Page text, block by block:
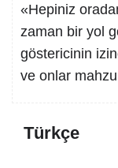
«Hepiniz
zaman bir yol
göstericinin
ve onlar
Türkçe